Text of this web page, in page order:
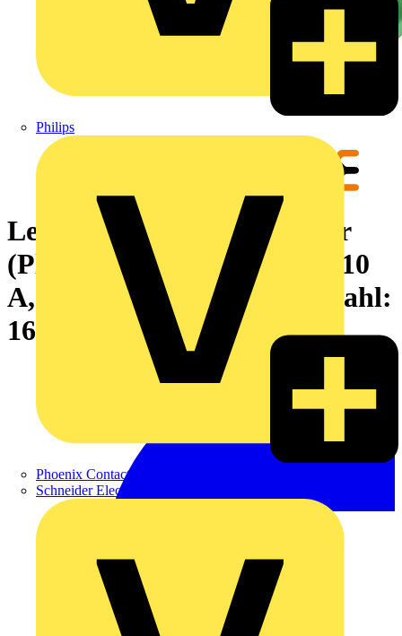
Philips
Phoenix Contact
Schneider Electric
Leiterplattensteckverbinder
(Platinenanschluss), 320 V, 10
A, Raster in mm: 5.08, Polzahl:
16, THT-Lötanschluss, Box